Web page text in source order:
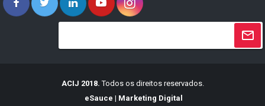
ACIJ 2018. Todos os direitos reservados.
eSauce | Marketing Digital